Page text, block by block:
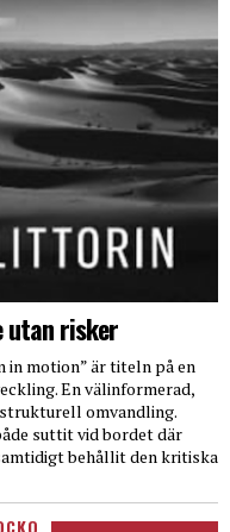
utan risker
in motion” är titeln på en
En välinformerad,
omvandling.
suttit vid bordet där
behållit den kritiska